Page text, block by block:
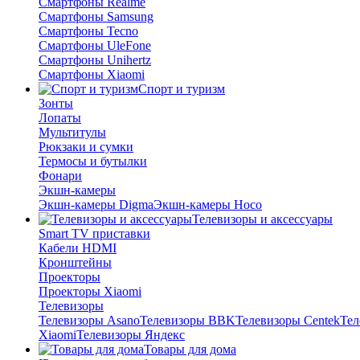
Смартфоны Samsung
Смартфоны Tecno
Смартфоны UleFone
Смартфоны Unihertz
Смартфоны Xiaomi
Спорт и туризм
Зонты
Лопаты
Мультитулы
Рюкзаки и сумки
Термосы и бутылки
Фонари
Экшн-камеры
Экшн-камеры DigmaЭкшн-камеры Hoco
Телевизоры и аксессуары
Smart TV приставки
Кабели HDMI
Кронштейны
Проекторы
Проекторы Xiaomi
Телевизоры
Телевизоры AsanoТелевизоры BBKТелевизоры Centek
XiaomiТелевизоры Яндекс
Товары для дома